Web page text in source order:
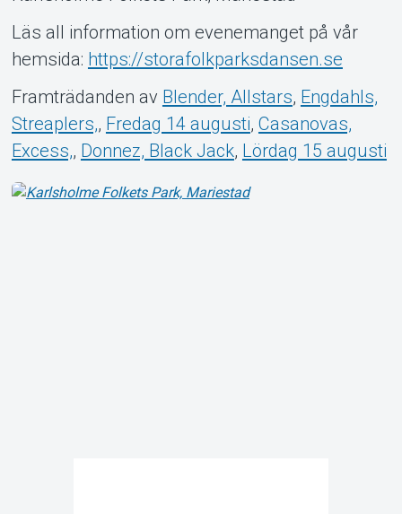
Läs all information om evenemanget på vår
hemsida: https://storafolkparksdansen.se
Framträdanden av Blender, Allstars, Engdahls,
Streaplers,, Fredag 14 augusti, Casanovas,
Excess,, Donnez, Black Jack, Lördag 15 augusti